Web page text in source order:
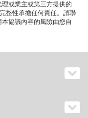
或業主或第三方提供的
整性承擔任何責任。請聯
協議內容的風險由您自